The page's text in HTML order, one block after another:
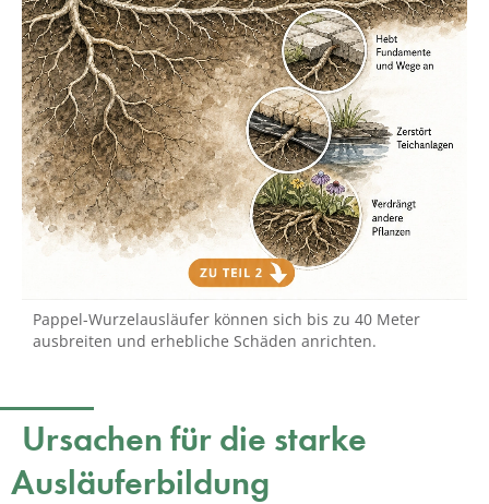
Pappel-Wurzelausläufer können sich bis zu 40 Meter
ausbreiten und erhebliche Schäden anrichten.
Ursachen für die starke
Ausläuferbildung